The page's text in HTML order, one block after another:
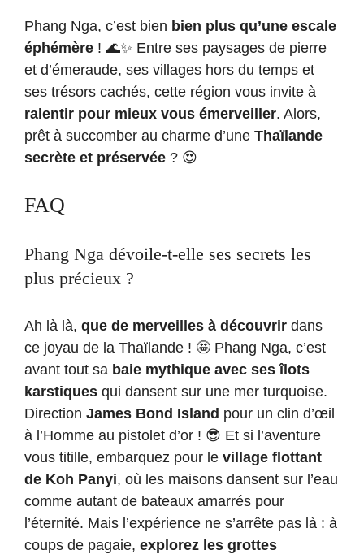
Phang Nga, c’est bien bien plus qu’une escale
éphémère ! 🌊✨ Entre ses paysages de pierre
et d’émeraude, ses villages hors du temps et
ses trésors cachés, cette région vous invite à
ralentir pour mieux vous émerveiller. Alors,
prêt à succomber au charme d’une Thaïlande
secrète et préservée ? 😍
FAQ
Phang Nga dévoile-t-elle ses secrets les
plus précieux ?
Ah là là, que de merveilles à découvrir dans
ce joyau de la Thaïlande ! 🤩 Phang Nga, c’est
avant tout sa baie mythique avec ses îlots
karstiques qui dansent sur une mer turquoise.
Direction James Bond Island pour un clin d’œil
à l’Homme au pistolet d’or ! 😎 Et si l’aventure
vous titille, embarquez pour le village flottant
de Koh Panyi, où les maisons dansent sur l’eau
comme autant de bateaux amarrés pour
l’éternité. Mais l’expérience ne s’arrête pas là : à
coups de pagaie, explorez les grottes